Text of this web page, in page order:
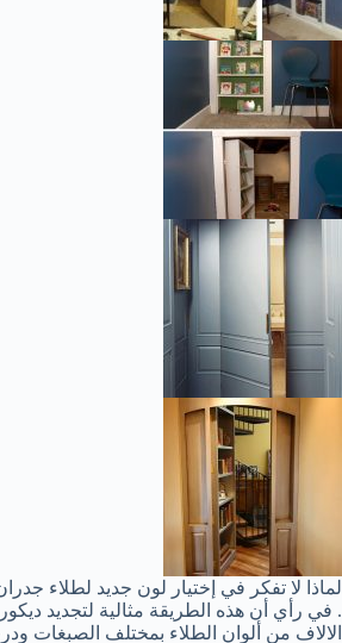
لماذا لا تفكر في إختيار لون جديد لطلاء
. في رأي أن هذه الطريقة مثالية لتجديد
الالاف من ألوان الطلاء بمختلف الصبغات